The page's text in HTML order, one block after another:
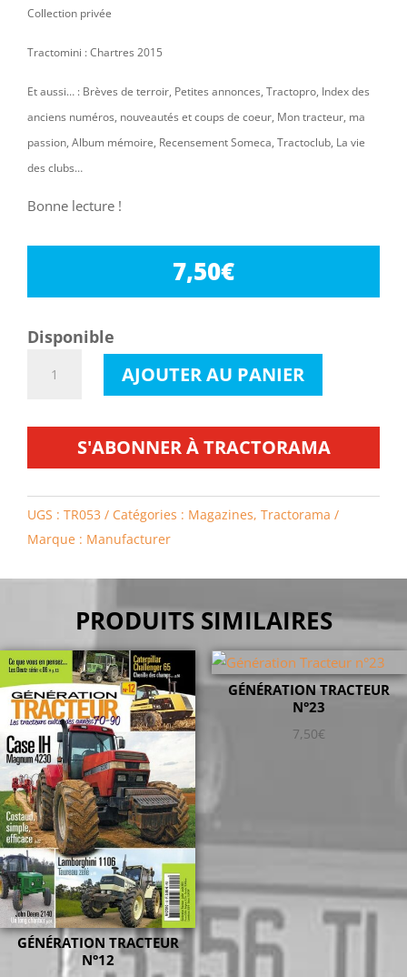
Collection privée
Tractomini : Chartres 2015
Et aussi… : Brèves de terroir, Petites annonces, Tractopro, Index des
anciens numéros, nouveautés et coups de coeur, Mon tracteur, ma
passion, Album mémoire, Recensement Someca, Tractoclub, La vie
des clubs…
Bonne lecture !
7,50€
Disponible
AJOUTER AU PANIER
S'ABONNER À TRACTORAMA
UGS : TR053 Catégories : Magazines, Tractorama
Marque : Manufacturer
PRODUITS SIMILAIRES
GÉNÉRATION TRACTEUR
N°12
GÉNÉRATION TRACTEUR
N°23
7,50€